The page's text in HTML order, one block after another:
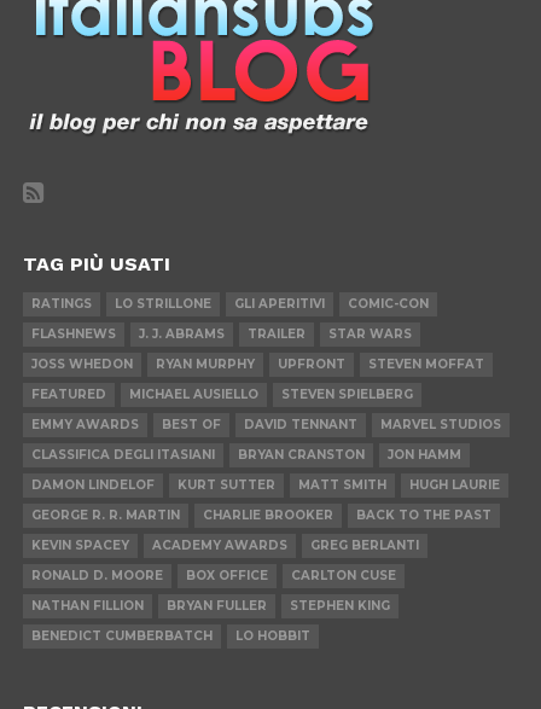
TAG PIÙ USATI
RATINGS LO STRILLONE GLI APERITIVI
COMIC-CON
FLASHNEWS
J. J. ABRAMS TRAILER
STAR WARS
JOSS WHEDON
RYAN MURPHY UPFRONT
STEVEN MOFFAT
FEATURED
MICHAEL AUSIELLO
STEVEN SPIELBERG
EMMY AWARDS
BEST OF DAVID TENNANT
MARVEL STUDIOS
CLASSIFICA DEGLI ITASIANI
BRYAN CRANSTON
JON HAMM
DAMON LINDELOF
KURT SUTTER MATT SMITH
HUGH LAURIE
GEORGE R. R. MARTIN
CHARLIE BROOKER
BACK TO THE PAST
KEVIN SPACEY
ACADEMY AWARDS
GREG BERLANTI
RONALD D. MOORE
BOX OFFICE
CARLTON CUSE
NATHAN FILLION
BRYAN FULLER
STEPHEN KING
BENEDICT CUMBERBATCH
LO HOBBIT